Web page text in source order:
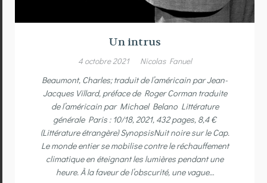
Un intrus
4 octobre 2021 Nicolas Fanuel
Beaumont, Charles; traduit de l’américain par Jean-
Jacques Villard, préface de Roger Corman traduite
de l’américain par Michael Belano Littérature
générale Paris : 10/18, 2021, 432 pages, 8,4 €
(Littérature étrangère) SynopsisNuit noire sur le Cap.
Le monde entier se mobilise contre le réchauffement
climatique en éteignant les lumières pendant une
heure. À la faveur de l’obscurité, une vague…